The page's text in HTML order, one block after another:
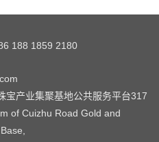
188 1859 2180
宝产业集聚基地公共服务平台317
of Cuizhu Road Gold and